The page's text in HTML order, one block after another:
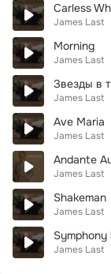
Carless
James Last
Morning
James Last
Звезды в
James Last
Ave Maria
James Last
Andante
James Last
Shakeman
James Last
James Last